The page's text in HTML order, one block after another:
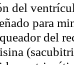
del
para
del